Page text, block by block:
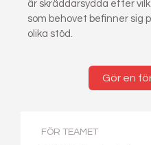
är skräddarsydda efter
som behovet befinner sig
olika stöd.
Gör en
FÖR TEAMET